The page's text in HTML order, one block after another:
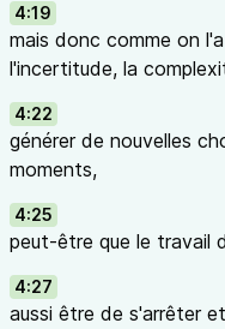
4:19
mais donc comme on
l'incertitude, la
4:22
générer de nouvelles
moments,
4:25
peut-être que le travail
4:27
aussi être de s'arrêter